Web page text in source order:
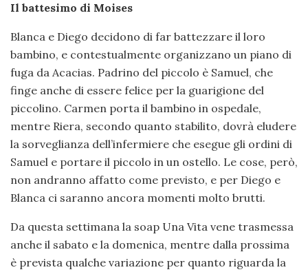
Il battesimo di Moises
Blanca e Diego decidono di far battezzare il loro
bambino, e contestualmente organizzano un piano di
fuga da Acacias. Padrino del piccolo è Samuel, che
finge anche di essere felice per la guarigione del
piccolino. Carmen porta il bambino in ospedale,
mentre Riera, secondo quanto stabilito, dovrà eludere
la sorveglianza dell’infermiere che esegue gli ordini di
Samuel e portare il piccolo in un ostello. Le cose, però,
non andranno affatto come previsto, e per Diego e
Blanca ci saranno ancora momenti molto brutti.
Da questa settimana la soap Una Vita vene trasmessa
anche il sabato e la domenica, mentre dalla prossima
è prevista qualche variazione per quanto riguarda la